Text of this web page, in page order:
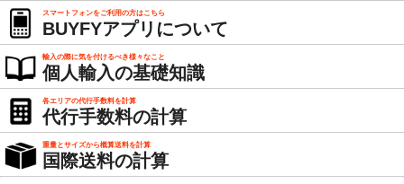
スマートフォンをご利用の方はこちら
BUYFYアプリについて
輸入の際に気を付けるべき様々なこと
個人輸入の基礎知識
各エリアの代行手数料を計算
代行手数料の計算
重量とサイズから概算送料を計算
国際送料の計算